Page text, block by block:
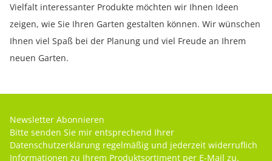
Vielfalt interessanter Produkte möchten wir Ihnen Ideen
zeigen, wie Sie Ihren Garten gestalten können. Wir wünschen
Ihnen viel Spaß bei der Planung und viel Freude an Ihrem
neuen Garten.
Newsletter Abonnieren
Bitte senden Sie mir entsprechend Ihrer
Datenschutzerklärung regelmäßig und jederzeit widerruflich
Informationen zu Ihrem Produktsortiment per E-Mail zu.